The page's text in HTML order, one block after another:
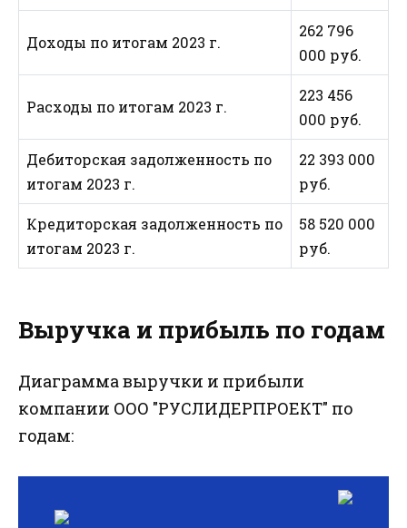
Доходы по итогам 2023 г.
262 796
000 руб.
Расходы по итогам 2023 г.
223 456
000 руб.
Дебиторская задолженность по
итогам 2023 г.
22 393 000
руб.
Кредиторская задолженность по
итогам 2023 г.
58 520 000
руб.
Выручка и прибыль по годам
Диаграмма выручки и прибыли
компании ООО "РУСЛИДЕРПРОЕКТ" по
годам: